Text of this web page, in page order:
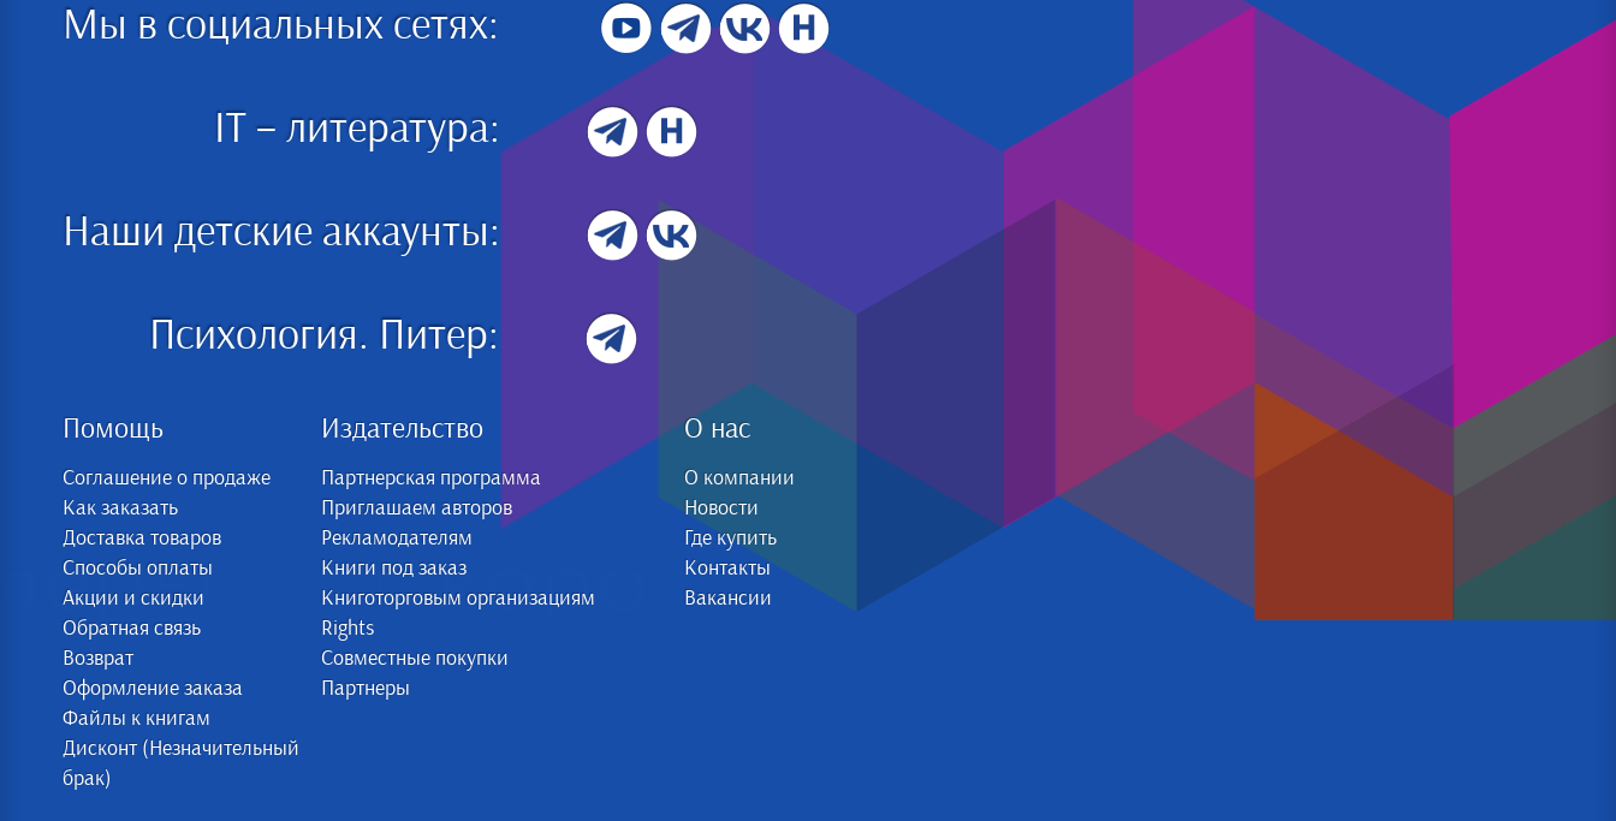
Мы в социальных сетях:
IT – литература:
Наши детские аккаунты:
Психология. Питер:
Помощь
Соглашение о продаже
Как заказать
Доставка товаров
Способы оплаты
Акции и скидки
Обратная связь
Возврат
Оформление заказа
Файлы к книгам
Дисконт (Незначительный
брак)
Издательство
Партнерская программа
Приглашаем авторов
Рекламодателям
Книги под заказ
Книготорговым организациям
Rights
Совместные покупки
Партнеры
О нас
О компании
Новости
Где купить
Контакты
Вакансии